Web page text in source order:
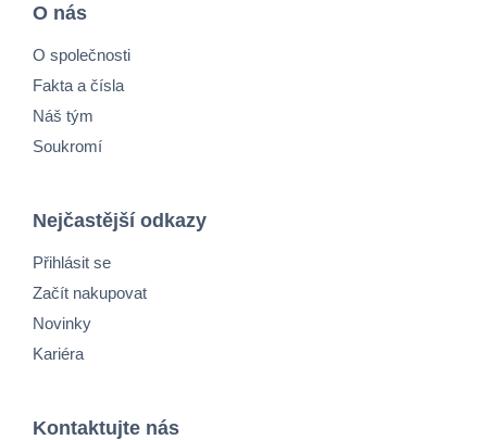
O nás
O společnosti
Fakta a čísla
Náš tým
Soukromí
Nejčastější odkazy
Přihlásit se
Začít nakupovat
Novinky
Kariéra
Kontaktujte nás